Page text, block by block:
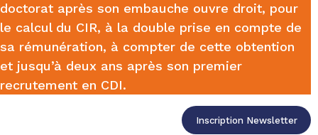
doctorat après son embauche ouvre droit, pour
le calcul du CIR, à la double prise en compte de
sa rémunération, à compter de cette obtention
et jusqu’à deux ans après son premier
recrutement en CDI.
Inscription Newsletter